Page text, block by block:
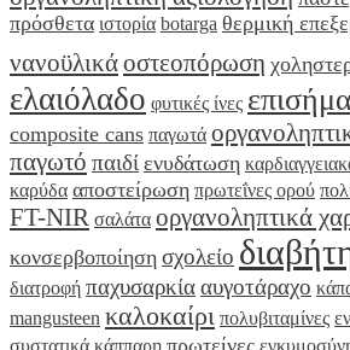
πρόσθετα ιστορία botarga θερμική
νανοϋλικάοστεοπόρωση
ελαιόλαδο φυτικές ίνες
composite cans παγωτά
παγωτό παιδί ενυδάτωση
καρύδα αποστείρωση πρωτεΐνες ορού
FT-NIR σαλάτα οργανοληπτικά
κονσερβοποίηση σχολείο
διατροφή παχυσαρκίααυγοτάραχο
mangusteen καλοκαίρι πολυβιταμίνες